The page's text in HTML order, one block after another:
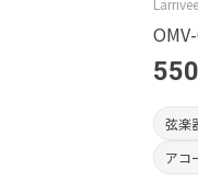
Larrivee
弦楽
アコ